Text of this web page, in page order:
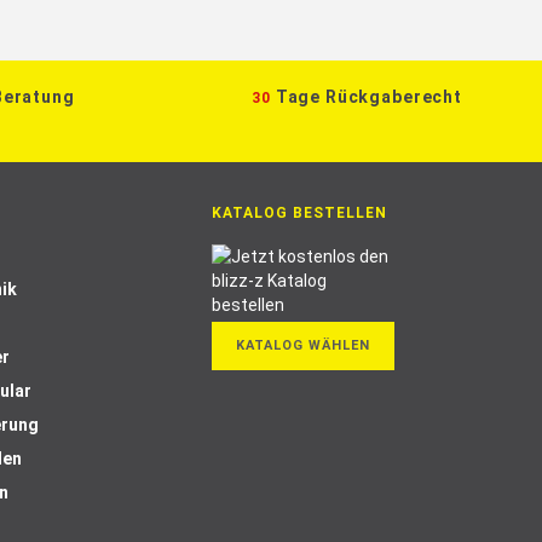
30 Tage Rückgaberecht
KATALOG BESTELLEN
KATALOG WÄHLEN